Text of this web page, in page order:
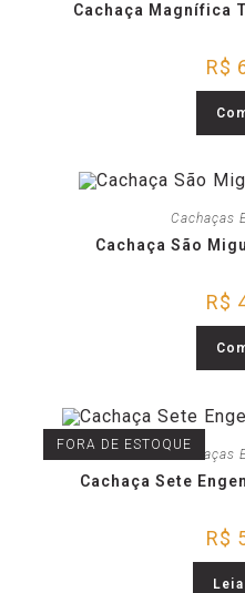
Cachaça Magnífica
R$
Cachaças
Cachaça São
R$
FORA DE ESTOQUE
Cachaças
Cachaça Sete
R$